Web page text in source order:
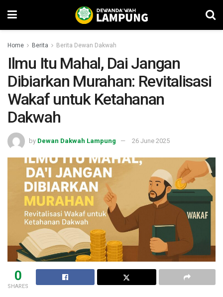
Home Berita Berita Dewan Dakwah
Ilmu Itu Mahal, Dai Jangan
Dibiarkan Murahan: Revitalisasi
Wakaf untuk Ketahanan
Dakwah
by Dewan Dakwah Lampung 26 June 2025
0
SHARES